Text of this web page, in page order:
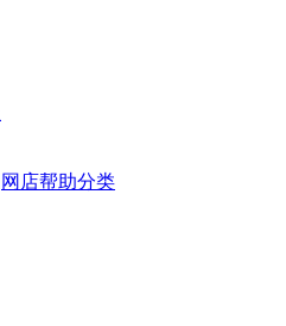
网店帮助分类